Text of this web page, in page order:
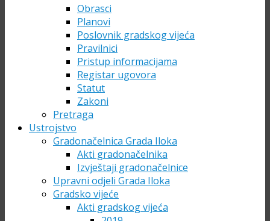
Obrasci
Planovi
Poslovnik gradskog vijeća
Pravilnici
Pristup informacijama
Registar ugovora
Statut
Zakoni
Pretraga
Ustrojstvo
Gradonačelnica Grada Iloka
Akti gradonačelnika
Izvještaji gradonačelnice
Upravni odjeli Grada Iloka
Gradsko vijeće
Akti gradskog vijeća